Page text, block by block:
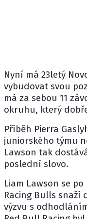
Nyní má 23letý
vybudovat svou
má za sebou 11
okruhu, který
Příběh Pierra
juniorského týmu
Lawson tak
poslední slovo.
Liam Lawson se
Racing Bulls snaží
výzvu s